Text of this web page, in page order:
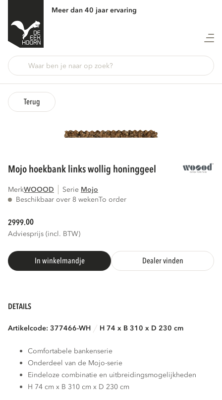
Meer dan 40 jaar ervaring
Terug
mojo hoekbank links wollig honinggeel
MerkWOOOD Serie
mojo
Beschikbaar over 8 wekenTo order
2999.00
Adviesprijs (incl. BTW)
In winkelmandje Dealer vinden
DETAILS
Artikelcode: 377466-WH H 74 x B 310 x D 230 cm
Comfortabele bankenserie
Onderdeel van de Mojo-serie
Eindeloze combinatie en uitbreidingsmogelijkheden
H 74 cm x B 310 cm x D 230 cm